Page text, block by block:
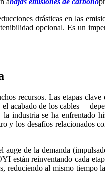
drásticas en las
opcional. Es un
recursos. Las etapas
acabado de los cables—
industria se ha enfrentado
y los desafíos relacionados
auge de la demanda
están reinventando cada
al mismo tiempo